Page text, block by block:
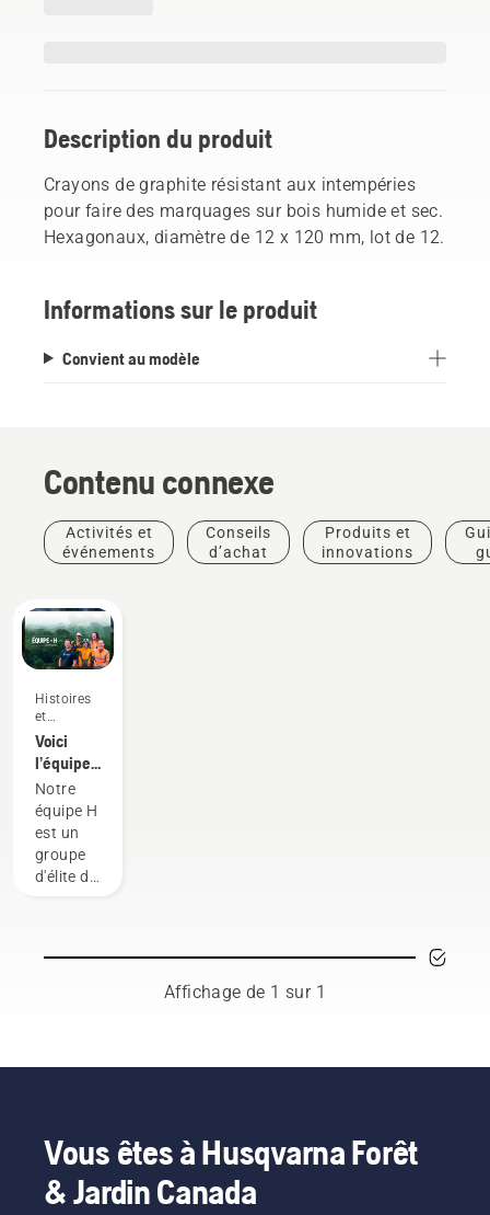
Description du produit
Crayons de graphite résistant aux intempéries
pour faire des marquages sur bois humide et sec.
Hexagonaux, diamètre de 12 x 120 mm, lot de 12.
Informations sur le produit
Convient au modèle
Contenu connexe
Activités et
événements
Conseils
d’achat
Produits et
innovations
Histoires
et
inspiration
Voici
l’équipe
H de
Husqvarna,
nos
utilisateurs
les plus
Notre
équipe H
est un
groupe
d'élite de
respectés
des
arbres et
celui de
la
Affichage de 1 sur 1
Vous êtes à Husqvarna Forêt
& Jardin Canada